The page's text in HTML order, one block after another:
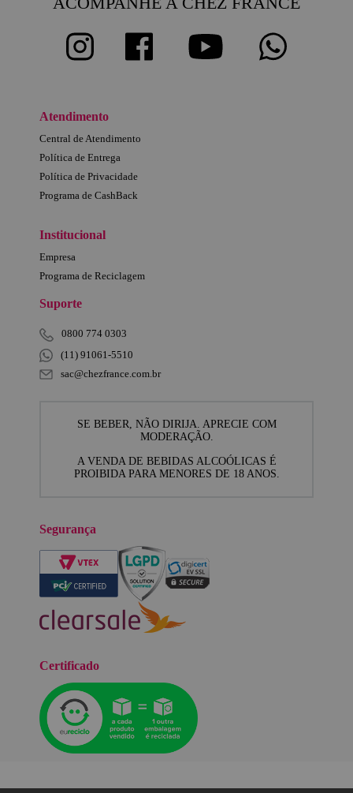
Atendimento
Central de Atendimento
Política de Entrega
Política de Privacidade
Programa de CashBack
Institucional
Empresa
Programa de Reciclagem
Suporte
0800 774 0303
(11) 91061-5510
sac@chezfrance.com.br
SE BEBER, NÃO DIRIJA. APRECIE COM
MODERAÇÃO.
A VENDA DE BEBIDAS ALCOÓLICAS É
PROIBIDA PARA MENORES DE 18 ANOS.
Segurança
Certificado